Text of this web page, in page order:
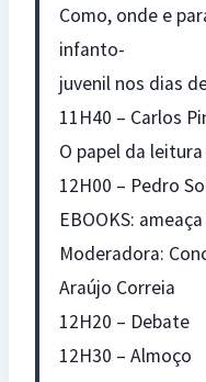
Como, onde e
infanto-
juvenil nos dias
11H40 – Carlos
O papel da
12H00 – Pedro
EBOOKS:
Moderadora:
Araújo Correia
12H20 – Debate
12H30 – Almoço